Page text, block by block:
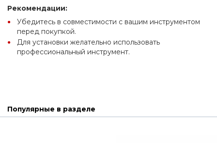
Рекомендации:
Убедитесь в совместимости с вашим инструментом
перед покупкой.
Для установки желательно использовать
профессиональный инструмент.
Популярные в разделе